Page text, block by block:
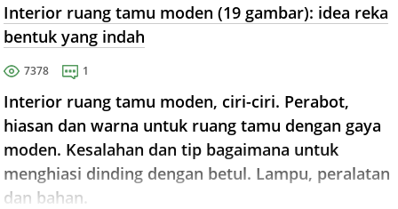
Interior ruang tamu moden (19 gambar): idea reka
bentuk yang indah
7378 1
Interior ruang tamu moden, ciri-ciri. Perabot,
hiasan dan warna untuk ruang tamu dengan gaya
moden. Kesalahan dan tip bagaimana untuk
menghiasi dinding dengan betul. Lampu, peralatan
dan bahan.